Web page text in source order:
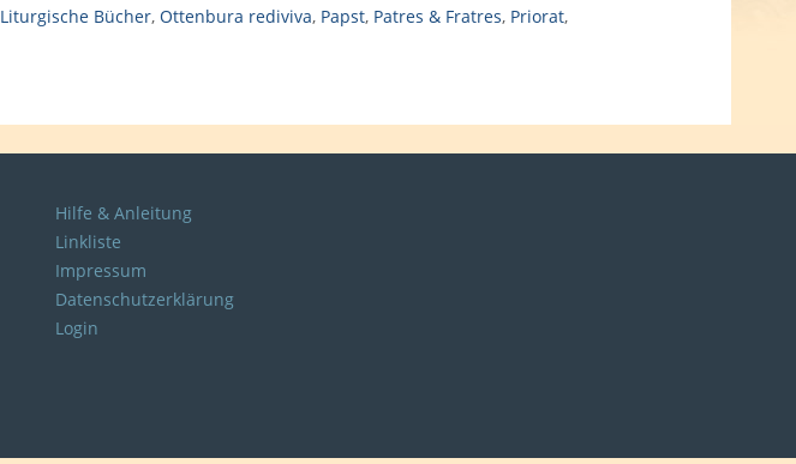
Liturgische Bücher, Ottenbura rediviva, Papst, Patres & Fratres, Priorat,
Hilfe & Anleitung
Linkliste
Impressum
Datenschutzerklärung
Login